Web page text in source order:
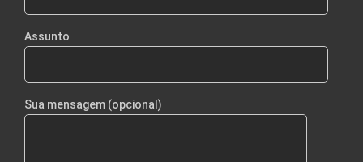
Assunto
Sua mensagem (opcional)